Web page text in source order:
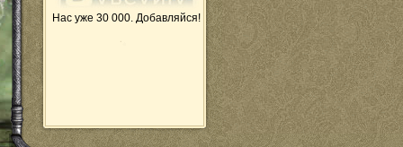
Нас уже 30 000. Добавляйся!